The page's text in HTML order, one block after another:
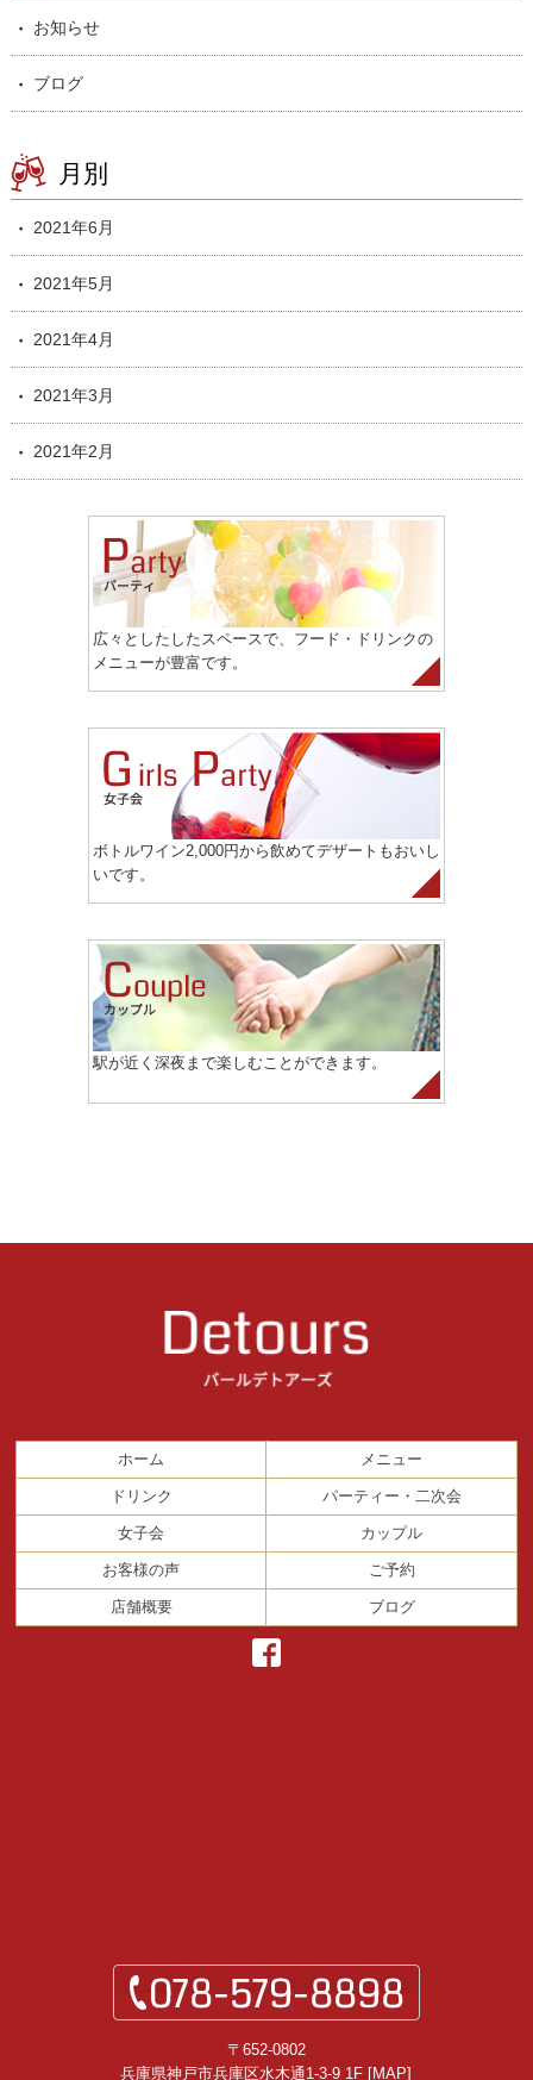
お知らせ
ブログ
月別
2021年6月
2021年5月
2021年4月
2021年3月
2021年2月
広々としたしたスペースで、フード・ドリンクの
メニューが豊富です。
ボトルワイン2,000円から飲めてデザートもおいし
いです。
駅が近く深夜まで楽しむことができます。
ホーム メニュー
ドリンク パーティー・二次会
女子会 カップル
お客様の声 ご予約
店舗概要 ブログ
〒652-0802
兵庫県神戸市兵庫区水木通1-3-9 1F [MAP]